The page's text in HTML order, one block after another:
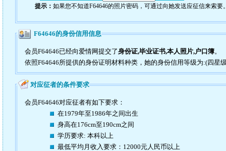
提示： 如果您不知道F64646的照片密码，可通过向她发送应征信来索要
F64646的身份信用信息
会员F64646已经向爱情网提交了身份证,毕业证书,本人照片,户口簿。
依照F64646所提供的身份证明材料种类，她的身份信用等级为:(四星
对应征者的条件要求
会员F64646对应征者有如下要求：
在1979年至1986年之间出生
身高在176cm至190cm之间
学历要求: 本科以上
最低平均月收入要求：12000元人民币以上